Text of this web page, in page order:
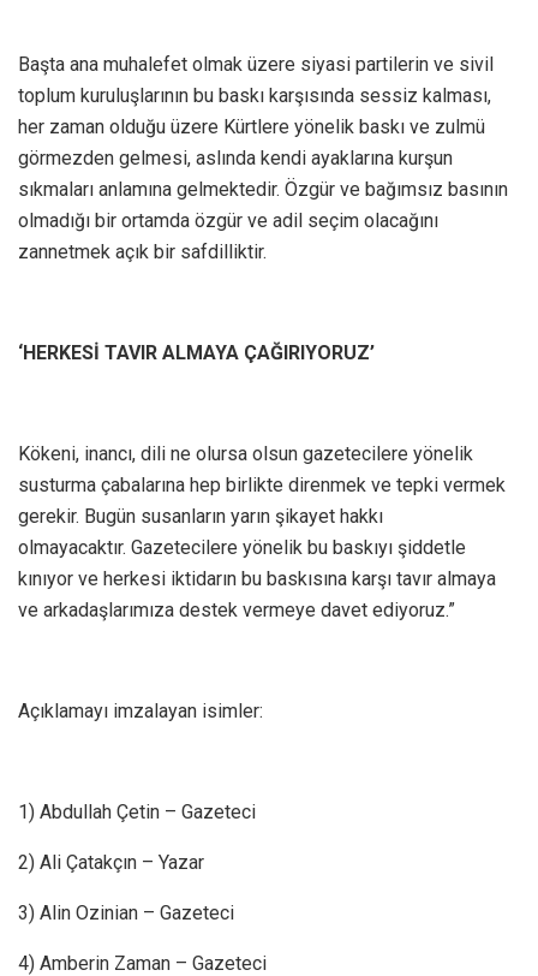
Başta ana muhalefet olmak üzere siyasi partilerin ve sivil
toplum kuruluşlarının bu baskı karşısında sessiz kalması,
her zaman olduğu üzere Kürtlere yönelik baskı ve zulmü
görmezden gelmesi, aslında kendi ayaklarına kurşun
sıkmaları anlamına gelmektedir. Özgür ve bağımsız basının
olmadığı bir ortamda özgür ve adil seçim olacağını
zannetmek açık bir safdilliktir.
‘HERKESİ TAVIR ALMAYA ÇAĞIRIYORUZ’
Kökeni, inancı, dili ne olursa olsun gazetecilere yönelik
susturma çabalarına hep birlikte direnmek ve tepki vermek
gerekir. Bugün susanların yarın şikayet hakkı
olmayacaktır. Gazetecilere yönelik bu baskıyı şiddetle
kınıyor ve herkesi iktidarın bu baskısına karşı tavır almaya
ve arkadaşlarımıza destek vermeye davet ediyoruz.”
Açıklamayı imzalayan isimler:
1) Abdullah Çetin – Gazeteci
2) Ali Çatakçın – Yazar
3) Alin Ozinian – Gazeteci
4) Amberin Zaman – Gazeteci